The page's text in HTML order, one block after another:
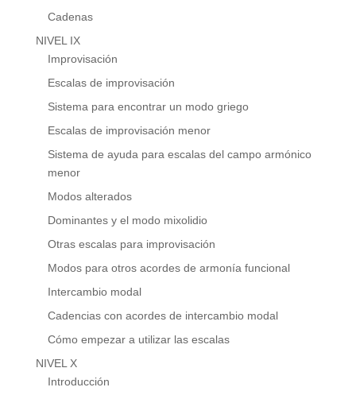
Cadenas
NIVEL IX
Improvisación
Escalas de improvisación
Sistema para encontrar un modo griego
Escalas de improvisación menor
Sistema de ayuda para escalas del campo armónico
menor
Modos alterados
Dominantes y el modo mixolidio
Otras escalas para improvisación
Modos para otros acordes de armonía funcional
Intercambio modal
Cadencias con acordes de intercambio modal
Cómo empezar a utilizar las escalas
NIVEL X
Introducción